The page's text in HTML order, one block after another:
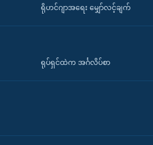
ရိုဟင်ဂျာအရေး မျှော်လင့်ချက်
ရုပ်ရှင်ထဲက အင်္ဂလိပ်စာ